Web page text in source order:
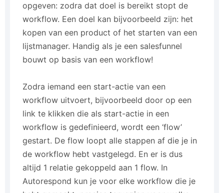
opgeven: zodra dat doel is bereikt stopt de
workflow. Een doel kan bijvoorbeeld zijn: het
kopen van een product of het starten van een
lijstmanager. Handig als je een salesfunnel
bouwt op basis van een workflow!
Zodra iemand een start-actie van een
workflow uitvoert, bijvoorbeeld door op een
link te klikken die als start-actie in een
workflow is gedefinieerd, wordt een ‘flow’
gestart. De flow loopt alle stappen af die je in
de workflow hebt vastgelegd. En er is dus
altijd 1 relatie gekoppeld aan 1 flow. In
Autorespond kun je voor elke workflow die je